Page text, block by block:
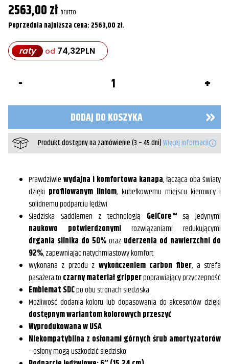
2563,00zł brutto
Poprzednia najniższa cena: 2563,00 zł.
raty od 74,32PLN
Pro
SDC
Performance
do
2006-
Harley
Davidson
FXD,
FXDWG,
FLD
Dyna
Złota
Nić
DODAJ DO KOSZYKA
Produkt dostępny na zamówienie (3 – 45 dni)Więcej informacji
Prawdziwie wydajna i komfortowa kanapa, łącząca oba światy
dzięki profilowanym liniom, kubełkowemu miejscu kierowcy i
solidnemu podparciu lędźwi
Siedziska Saddlemen z technologią GelCore™są jedynymi
naukowo potwierdzonymi rozwiązaniami redukującymi
drgania silnika do 50% oraz uderzenia od nawierzchni do
92%, zapewniając natychmiastowy komfort
Wykonana z przodu z wykończeniem carbon fiber, a strefa
pasażera to czarny materiał gripperpoprawiający przyczepność
Emblemat SDCpo obu stronach siedziska
Możliwość dodania koloru lub dopasowania do akcesoriów dzięki
dostępnym wariantom kolorowych przeszyć
Wyprodukowana w USA
Niekompatybilna z osłonami górnych śrub amortyzatorów
– osłony mogą uszkodzić siedzisko